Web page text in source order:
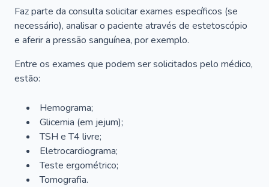
Faz parte da consulta solicitar exames específicos (se
necessário), analisar o paciente através de estetoscópio
e aferir a pressão sanguínea, por exemplo.
Entre os exames que podem ser solicitados pelo médico,
estão:
Hemograma;
Glicemia (em jejum);
TSH e T4 livre;
Eletrocardiograma;
Teste ergométrico;
Tomografia.